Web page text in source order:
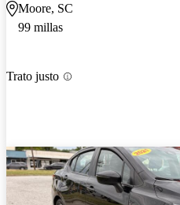
Moore, SC
99 millas
Trato justo